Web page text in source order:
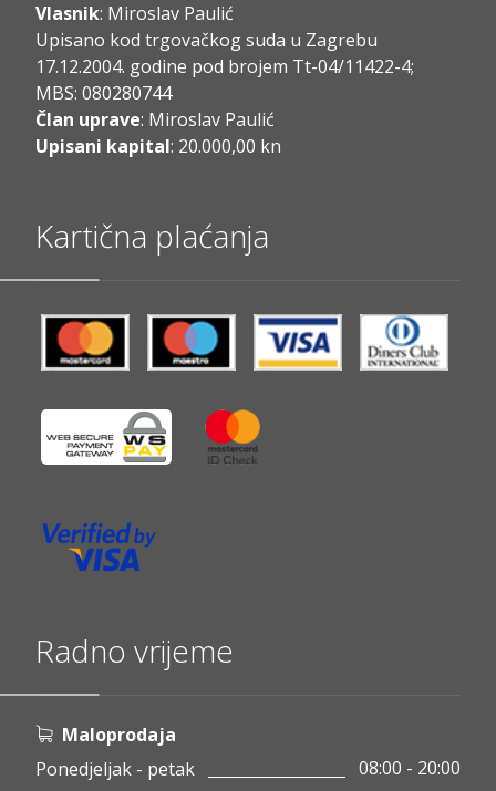
Vlasnik: Miroslav Paulić
Upisano kod trgovačkog suda u Zagrebu
17.12.2004. godine pod brojem Tt-04/11422-4;
MBS: 080280744
Član uprave: Miroslav Paulić
Upisani kapital: 20.000,00 kn
Kartična plaćanja
Radno vrijeme
Maloprodaja
Ponedjeljak - petak
08:00 - 20:00